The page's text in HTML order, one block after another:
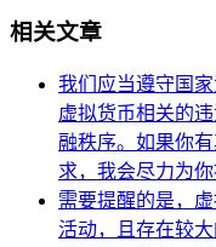
相关文章
我们应当遵守国
虚拟货币相关的
融秩序。如果你
求，我会尽力为
需要提醒的是，
活动，且存在较